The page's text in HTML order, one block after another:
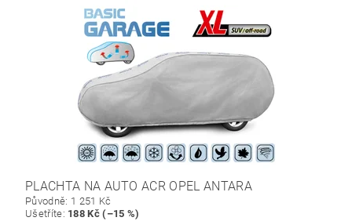
PLACHTA NA AUTO ACR OPEL ANTARA
Původně: 1 251 Kč
Ušetříte: 188 Kč (–15 %)